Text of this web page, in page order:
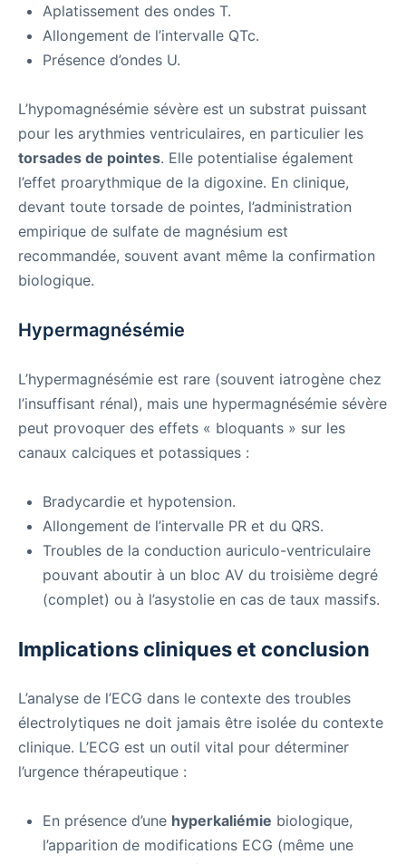
Aplatissement des ondes T.
Allongement de l’intervalle QTc.
Présence d’ondes U.
L’hypomagnésémie sévère est un substrat puissant
pour les arythmies ventriculaires, en particulier les
torsades de pointes. Elle potentialise également
l’effet proarythmique de la digoxine. En clinique,
devant toute torsade de pointes, l’administration
empirique de sulfate de magnésium est
recommandée, souvent avant même la confirmation
biologique.
Hypermagnésémie
L’hypermagnésémie est rare (souvent iatrogène chez
l’insuffisant rénal), mais une hypermagnésémie sévère
peut provoquer des effets « bloquants » sur les
canaux calciques et potassiques :
Bradycardie et hypotension.
Allongement de l’intervalle PR et du QRS.
Troubles de la conduction auriculo-ventriculaire
pouvant aboutir à un bloc AV du troisième degré
(complet) ou à l’asystolie en cas de taux massifs.
Implications cliniques et conclusion
L’analyse de l’ECG dans le contexte des troubles
électrolytiques ne doit jamais être isolée du contexte
clinique. L’ECG est un outil vital pour déterminer
l’urgence thérapeutique :
En présence d’une hyperkaliémie biologique,
l’apparition de modifications ECG (même une